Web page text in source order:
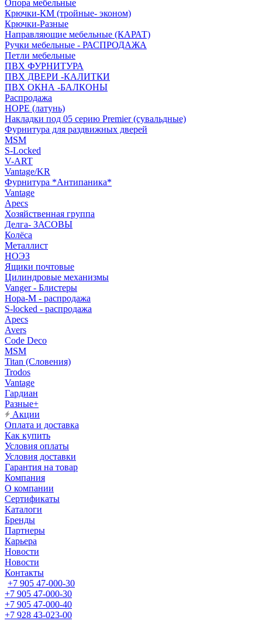
Опора мебельные
Крючки-КМ (тройные- эконом)
Крючки-Разные
Направляющие мебельные (КАРАТ)
Ручки мебельные - РАСПРОДАЖА
Петли мебельные
ПВХ ФУРНИТУРА
ПВХ ДВЕРИ -КАЛИТКИ
ПВХ ОКНА -БАЛКОНЫ
Распродажа
HOPE (латунь)
Накладки под 05 серию Premier (сувальдные)
Фурнитура для раздвижных дверей
MSM
S-Locked
V-ART
Vantage/KR
Фурнитура *Антипаника*
Vantage
Apecs
Хозяйственная группа
Делга- ЗАСОВЫ
Колёса
Металлист
НОЭЗ
Ящики почтовые
Цилиндровые механизмы
Vanger - Блистеры
Нора-М - распродажа
S-locked - распродажа
Apecs
Avers
Code Deco
MSM
Titan (Словения)
Trodos
Vantage
Гардиан
Разные+
Акции
Оплата и доставка
Как купить
Условия оплаты
Условия доставки
Гарантия на товар
Компания
О компании
Сертификаты
Каталоги
Бренды
Партнеры
Карьера
Новости
Новости
Контакты
+7 905 47-000-30
+7 905 47-000-30
+7 905 47-000-40
+7 928 43-023-00